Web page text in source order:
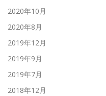
2020年10月
2020年8月
2019年12月
2019年9月
2019年7月
2018年12月